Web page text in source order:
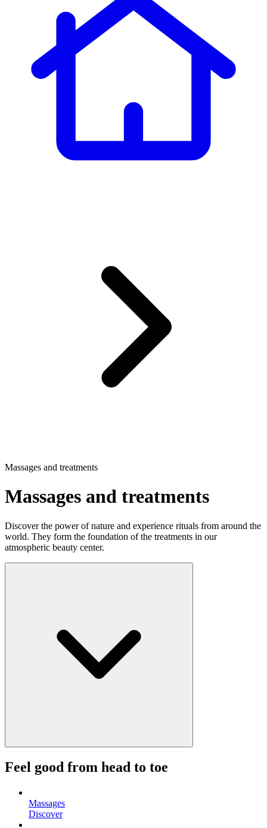
Massages and treatments
Massages and treatments
Discover the power of nature and experience rituals from around the
world. They form the foundation of the treatments in our
atmospheric beauty center.
Feel good from head to toe
Massages
Discover